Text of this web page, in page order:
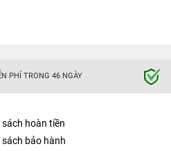
PHÍ TRONG 46 NGÀY
sách hoàn tiền
sách bảo hành